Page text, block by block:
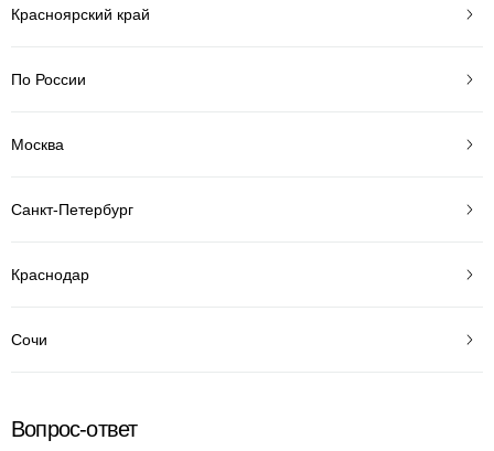
Красноярский край
По России
Москва
Санкт-Петербург
Краснодар
Сочи
Вопрос-ответ